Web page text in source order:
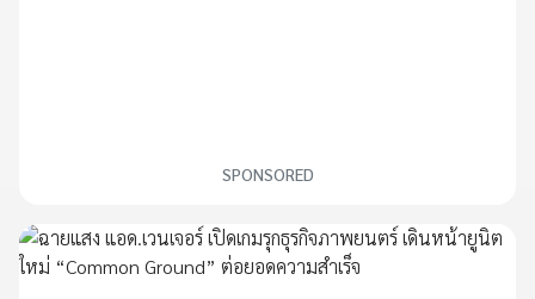
SPONSORED